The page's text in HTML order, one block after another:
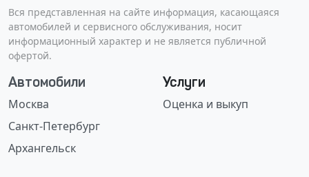
Вся представленная на сайте информация, касающаяся
автомобилей и сервисного обслуживания, носит
информационный характер и не является публичной
офертой.
Автомобили
Москва
Санкт-Петербург
Архангельск
Услуги
Оценка и выкуп